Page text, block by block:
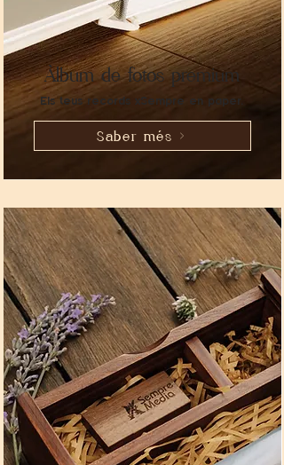
​Àlbum de fotos premium
Els teus records xSempre en paper.
Saber més